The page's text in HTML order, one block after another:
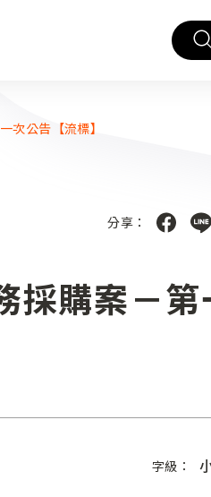
次公告【流標】
分享：
採購案－第
字級：